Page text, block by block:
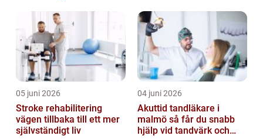
05 juni 2026
Stroke rehabilitering
vägen tillbaka till ett mer
självständigt liv
04 juni 2026
Akuttid tandläkare i
malmö så får du snabb
hjälp vid tandvärk och